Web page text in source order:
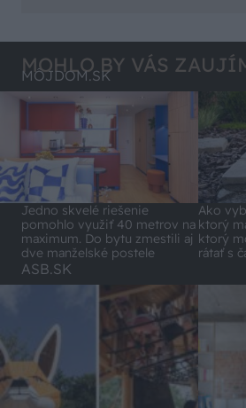
MOHLO BY VÁS
MÔJDOM.SK
Jedno skvelé riešenie
pomohlo využiť 40 metrov na
maximum. Do bytu zmestili aj
dve manželské postele
Ako
ktorý
ktorý
rátať s
ASB.SK